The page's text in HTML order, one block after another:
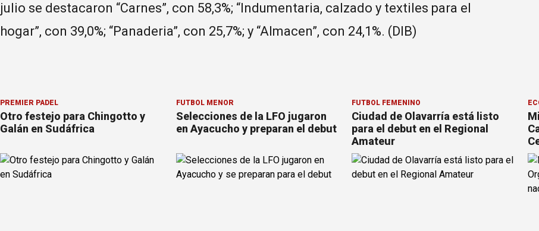
julio se destacaron “Carnes”, con 58,3%; “Indumentaria, calzado y textiles para el
hogar”, con 39,0%; “Panaderia”, con 25,7%; y “Almacen”, con 24,1%. (DIB)
PREMIER PÁDEL
Otro festejo para Chingotto y
Galán en Sudáfrica
FÚTBOL MENOR
Selecciones de la LFO jugaron
en Ayacucho y preparan el debut
FÚTBOL FEMENINO
Ciudad de Olavarría está listo
para el debut en el Regional
Amateur